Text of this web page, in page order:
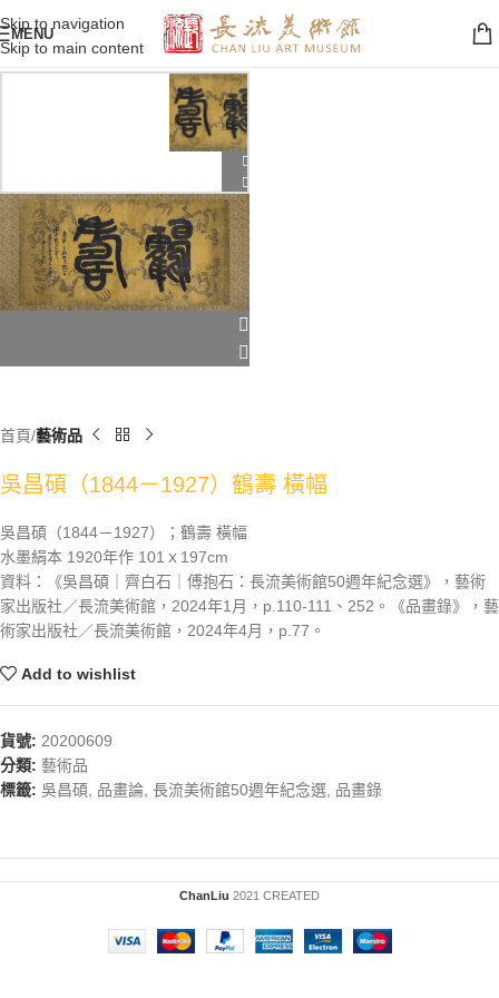
Skip to navigation
Skip to main content
MENU
首頁 藝術品
吳昌碩（1844－1927）鶴壽 橫幅
吳昌碩（1844－1927）；鶴壽 橫幅
水墨絹本 1920年作 101ｘ197cm
資料：《吳昌碩｜齊白石｜傅抱石：長流美術館50週年紀念選》，藝術
家出版社／長流美術館，2024年1月，p.110-111、252。《品畫錄》，藝
術家出版社／長流美術館，2024年4月，p.77。
Add to wishlist
貨號: 20200609
分類: 藝術品
標籤: 吳昌碩 品畫論 長流美術館50週年紀念選 品畫錄
ChanLiu 2021 CREATED